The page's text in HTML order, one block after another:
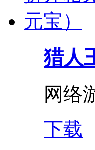
猎人
网络
下载